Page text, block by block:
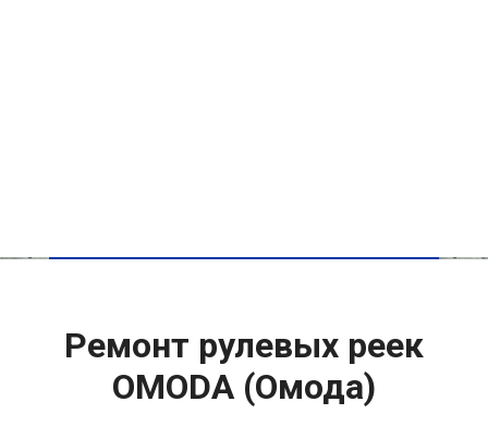
Ремонт рулевых реек
OMODA (Омода)